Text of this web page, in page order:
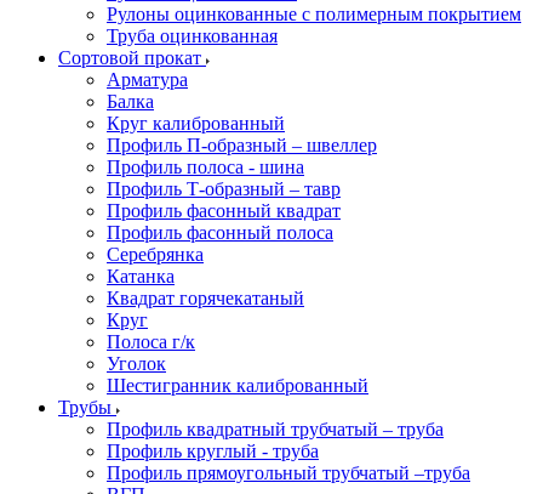
Рулоны оцинкованные с полимерным покрытием
Труба оцинкованная
Сортовой прокат
Арматура
Балка
Круг калиброванный
Профиль П-образный – швеллер
Профиль полоса - шина
Профиль Т-образный – тавр
Профиль фасонный квадрат
Профиль фасонный полоса
Серебрянка
Катанка
Квадрат горячекатаный
Круг
Полоса г/к
Уголок
Шестигранник калиброванный
Трубы
Профиль квадратный трубчатый – труба
Профиль круглый - труба
Профиль прямоугольный трубчатый –труба